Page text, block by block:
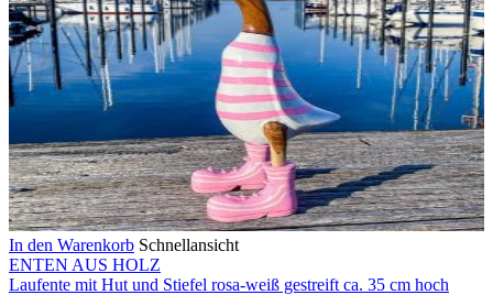
In den Warenkorb Schnellansicht
ENTEN AUS HOLZ
Laufente mit Hut und Stiefel rosa-weiß gestreift ca. 35 cm hoch